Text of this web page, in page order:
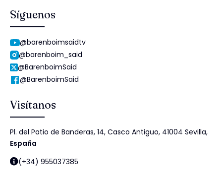
Síguenos
@barenboimsaidtv
@barenboim_said
@BarenboimSaid
@BarenboimSaid
Visítanos
Pl. del Patio de Banderas, 14, Casco Antiguo, 41004 Sevilla,
España
(+34) 955037385